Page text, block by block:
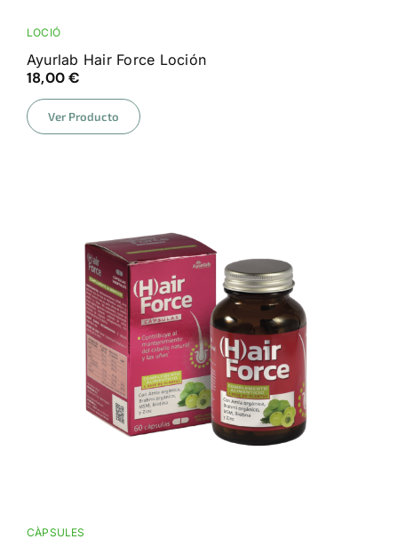
LOCIÓ
Ayurlab Hair Force Loción
18,00€
Ver Producto
CÀPSULES